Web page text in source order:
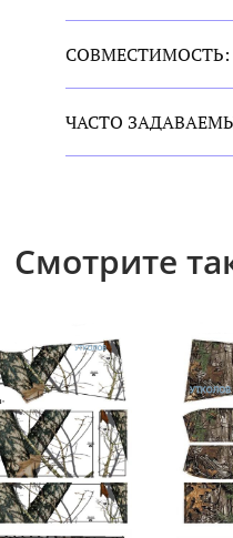
СОВМЕСТИМОСТЬ:
ЧАСТО
Смотрите